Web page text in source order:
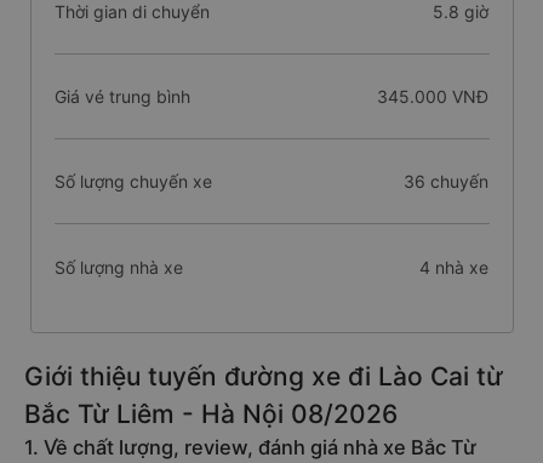
Thời gian di chuyển 5.8 giờ
Giá vé trung bình 345.000 VNĐ
Số lượng chuyến xe 36 chuyến
Số lượng nhà xe 4 nhà xe
Giới thiệu tuyến đường xe đi Lào Cai từ
Bắc Từ Liêm - Hà Nội 08/2026
1. Về chất lượng, review, đánh giá nhà xe Bắc Từ